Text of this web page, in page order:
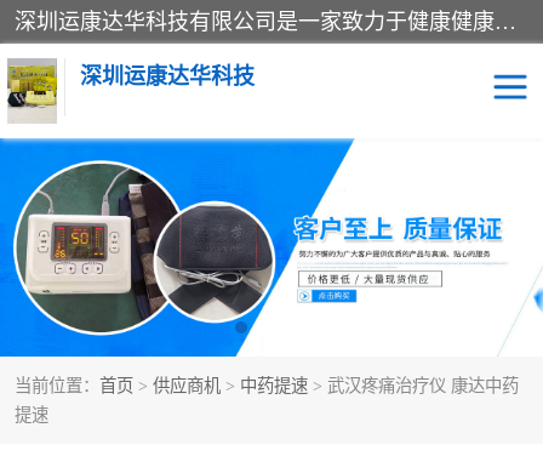
深圳运康达华科技有限公司是一家致力于健康健康产业的现代化企业，已经走过了15个春秋，开创了中医外用发展的新未来，是专业从事中医医疗仪器的研发、生产、销售、服务为一体的子公司，在医疗器械的设计、开发和生产方面率先引进国际先进技术和好的科技人员，先后开发出了场效应治疗仪、多功能治疗仪、颈椎治疗仪、腰椎治疗仪、增效垫等多个系列。
深圳运康达华科技
当前位置： 首页 > 供应商机 > 中药提速 > 武汉疼痛治疗仪 康达中药
提速
多功能治疗仪 中药提速
中低频治疗仪 脉冲治疗仪
**腺治疗仪